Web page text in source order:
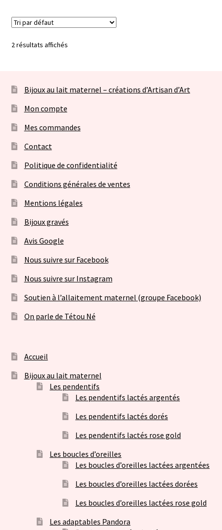
2 résultats affichés
Bijoux au lait maternel – créations d’Artisan d’Art
Mon compte
Mes commandes
Contact
Politique de confidentialité
Conditions générales de ventes
Mentions légales
Bijoux gravés
Avis Google
Nous suivre sur Facebook
Nous suivre sur Instagram
Soutien à l’allaitement maternel (groupe Facebook)
On parle de Tétou Né
Accueil
Bijoux au lait maternel
Les pendentifs
Les pendentifs lactés argentés
Les pendentifs lactés dorés
Les pendentifs lactés rose gold
Les boucles d’oreilles
Les boucles d’oreilles lactées argentées
Les boucles d’oreilles lactées dorées
Les boucles d’oreilles lactées rose gold
Les adaptables Pandora